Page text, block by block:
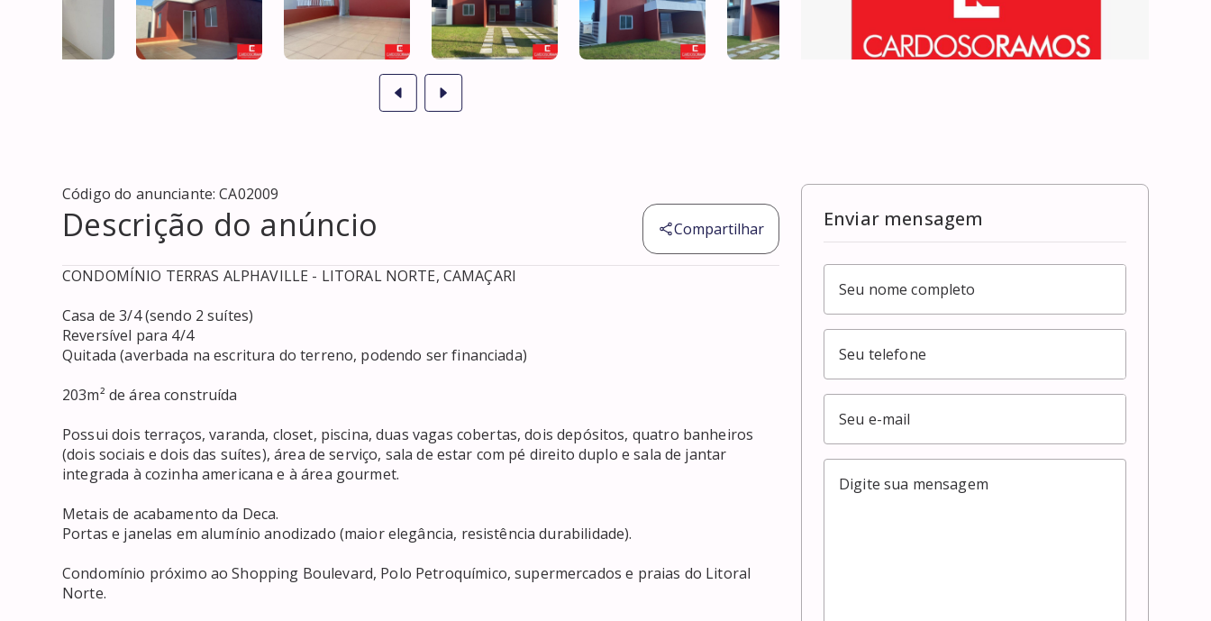
Código do anunciante:CA02009
Descrição do anúncio Compartilhar
CONDOMÍNIO TERRAS ALPHAVILLE - LITORAL NORTE, CAMAÇARI
Casa de 3/4 (sendo 2 suítes)
Reversível para 4/4
Quitada (averbada na escritura do terreno, podendo ser financiada)
203m² de área construída
Possui dois terraços, varanda, closet, piscina, duas vagas cobertas, dois depósitos, quatro banheiros
(dois sociais e dois das suítes), área de serviço, sala de estar com pé direito duplo e sala de jantar
integrada à cozinha americana e à área gourmet.
Metais de acabamento da Deca.
Portas e janelas em alumínio anodizado (maior elegância, resistência durabilidade).
Condomínio próximo ao Shopping Boulevard, Polo Petroquímico, supermercados e praias do Litoral
Norte.
Enviar mensagem